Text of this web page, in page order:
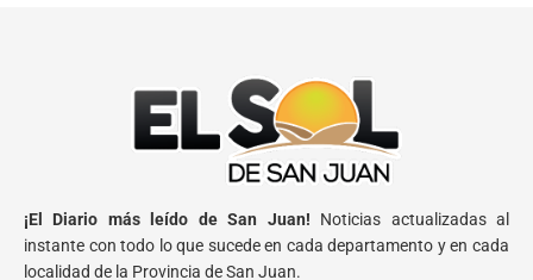
¡El Diario más leído de San Juan! Noticias actualizadas al
instante con todo lo que sucede en cada departamento y en cada
localidad de la Provincia de San Juan.